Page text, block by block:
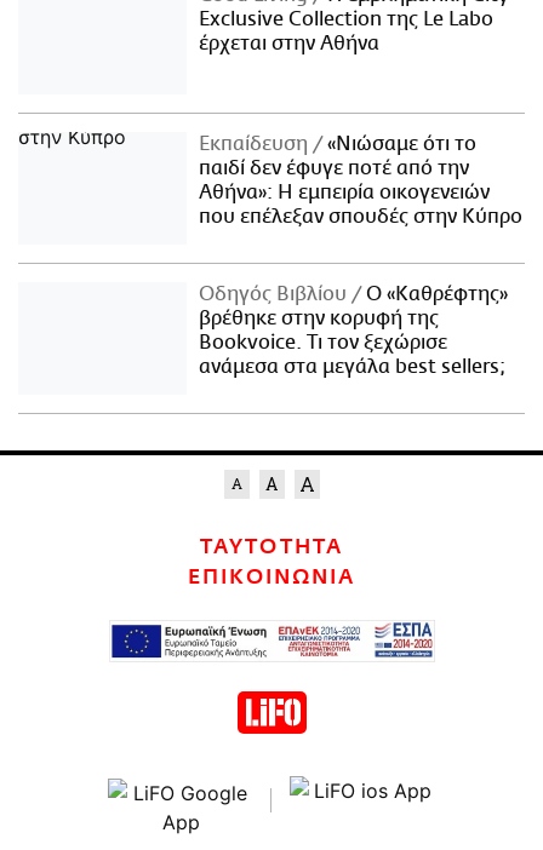
Exclusive Collection της Le Labo
έρχεται στην Αθήνα
Εκπαίδευση
«Νιώσαμε ότι το
παιδί δεν έφυγε ποτέ από την
Αθήνα»: Η εμπειρία οικογενειών
που επέλεξαν σπουδές στην Κύπρο
Οδηγός Βιβλίου
Ο «Καθρέφτης»
βρέθηκε στην κορυφή της
Bookvoice. Τι τον ξεχώρισε
ανάμεσα στα μεγάλα best sellers;
ΤΑΥΤΟΤΗΤΑ
ΕΠΙΚΟΙΝΩΝΙΑ